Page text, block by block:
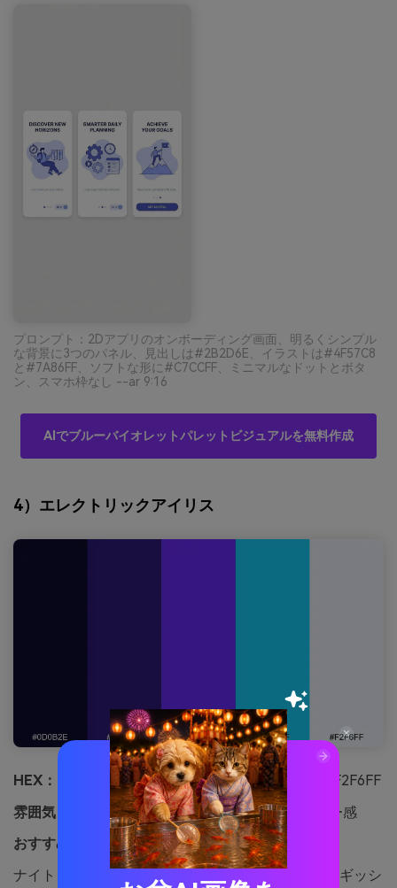
プロンプト：2Dアプリのオンボーディング画面、明るくシンプル
な背景に3つのパネル、見出しは#2B2D6E、イラストは#4F57C8
と#7A86FF、ソフトな形に#C7CCFF、ミニマルなドットとボタ
ン、スマホ枠なし --ar 9:16
AIでブルーバイオレットパレットビジュアルを無料作成
4）エレクトリックアイリス
HEX：
#0D0B2E #2F1B7B #6B2CFF #19D3FF #F2F6FF
雰囲気：
ボールド、エネルギッシュ、テクノロジー感
おすすめ用途： ゲーム配信用オーバーレイUI
ナイトクラブのレーザーのようにボールドでエネルギッシ